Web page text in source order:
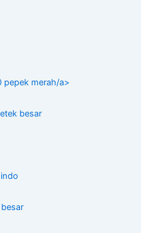
pepek merah/a>
besar